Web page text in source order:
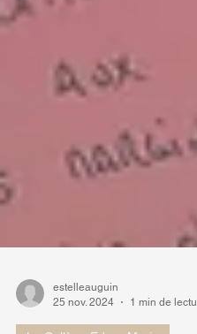
estelleauguin